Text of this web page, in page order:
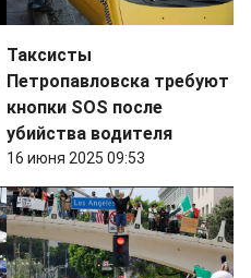
Таксисты
Петропавловска требуют
кнопки SOS после
убийства водителя
16 июня 2025 09:53